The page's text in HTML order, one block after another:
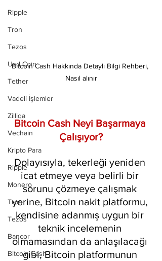
Ripple
Tron
Tezos
Usd Coin
Tether
Vadeli İşlemler
Zilliqa
Vechain
Kripto Para
Ripple
Monero
Tron
Tezos
Bancor
Bitcoin Cash
Bitcoin Cash Hakkında Detaylı Bilgi Rehberi,
Nasıl alınır
Bitcoin Cash Neyi Başarmaya
Çalışıyor?
Dolayısıyla, tekerleği yeniden
icat etmeye veya belirli bir
sorunu çözmeye çalışmak
yerine, Bitcoin nakit platformu,
kendisine adanmış uygun bir
teknik incelemenin
olmamasından da anlaşılacağı
gibi, Bitcoin platformunun